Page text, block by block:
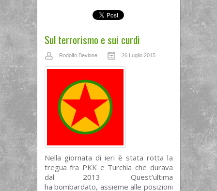
Sul terrorismo e sui curdi
Rodolfo Bevione 26 Luglio 2015
Nella giornata di ieri è stata rotta la
tregua fra PKK e Turchia che durava
dal 2013. Quest’ultima
ha bombardato, assieme alle posizioni